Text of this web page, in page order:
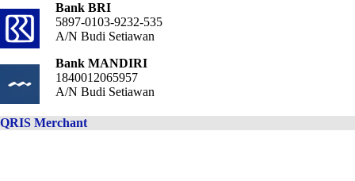
Bank BRI
5897-0103-9232-535
A/N Budi Setiawan
Bank MANDIRI
1840012065957
A/N Budi Setiawan
QRIS Merchant